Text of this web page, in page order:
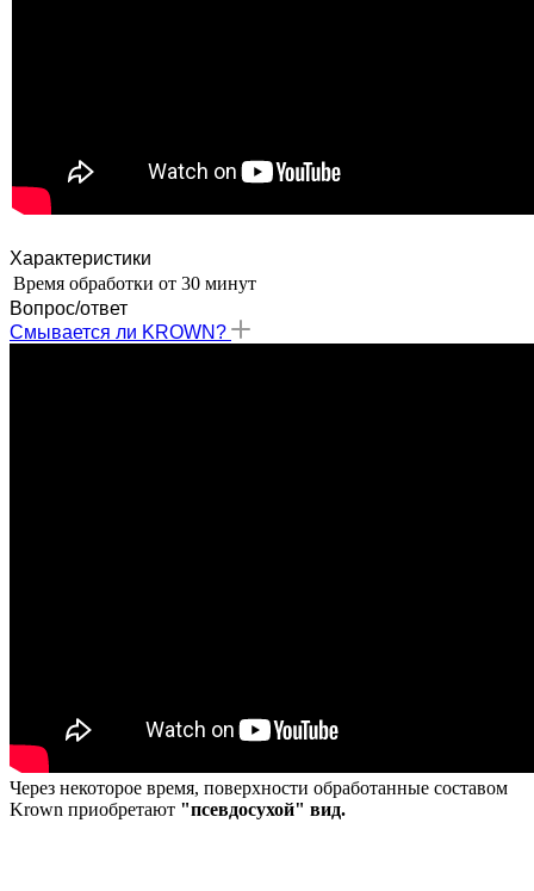
Характеристики
Время обработки от 30 минут
Вопрос/ответ
Смывается ли KROWN?
Через некоторое время, поверхности обработанные составом
Krown приобретают "псевдосухой" вид.